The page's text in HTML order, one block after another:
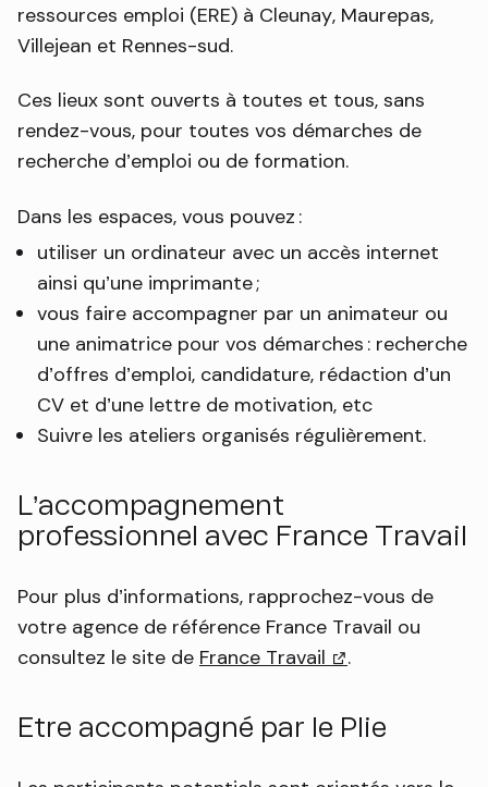
ressources emploi (ERE) à Cleunay, Maurepas,
Villejean et Rennes-sud.
Ces lieux sont ouverts à toutes et tous, sans
rendez-vous, pour toutes vos démarches de
recherche d’emploi ou de formation.
Dans les espaces, vous pouvez :
utiliser un ordinateur avec un accès internet
ainsi qu’une imprimante ;
vous faire accompagner par un animateur ou
une animatrice pour vos démarches : recherche
d’offres d’emploi, candidature, rédaction d’un
CV et d’une lettre de motivation, etc
Suivre les ateliers organisés régulièrement.
L’accompagnement
professionnel avec France Travail
Pour plus d’informations, rapprochez-vous de
votre agence de référence France Travail ou
consultez le site de France Travail (lien externe)
.
Etre accompagné par le Plie